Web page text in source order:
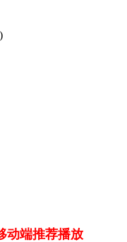
动端推荐播放